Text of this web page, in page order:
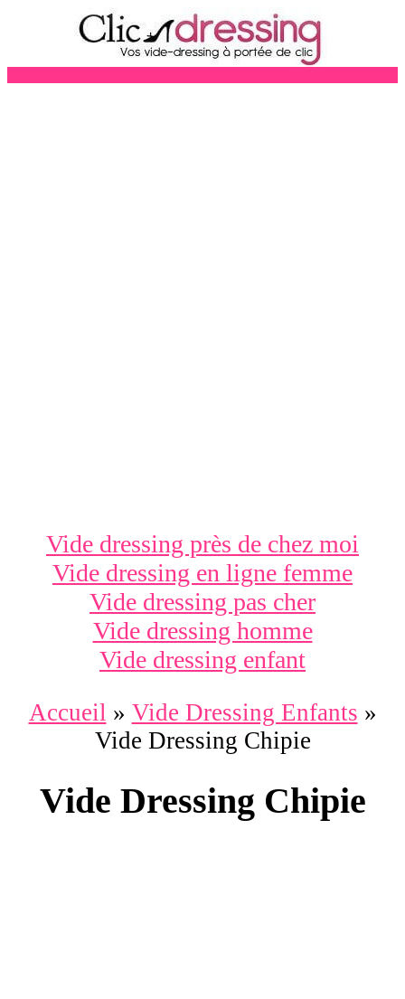
Vide dressing près de chez moi
Vide dressing en ligne femme
Vide dressing pas cher
Vide dressing homme
Vide dressing enfant
Accueil » Vide Dressing Enfants »
Vide Dressing Chipie
Vide Dressing Chipie